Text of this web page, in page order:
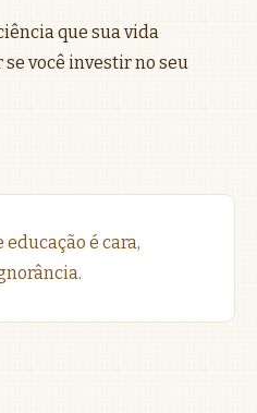
que sua vida
você investir no seu
educação é cara,